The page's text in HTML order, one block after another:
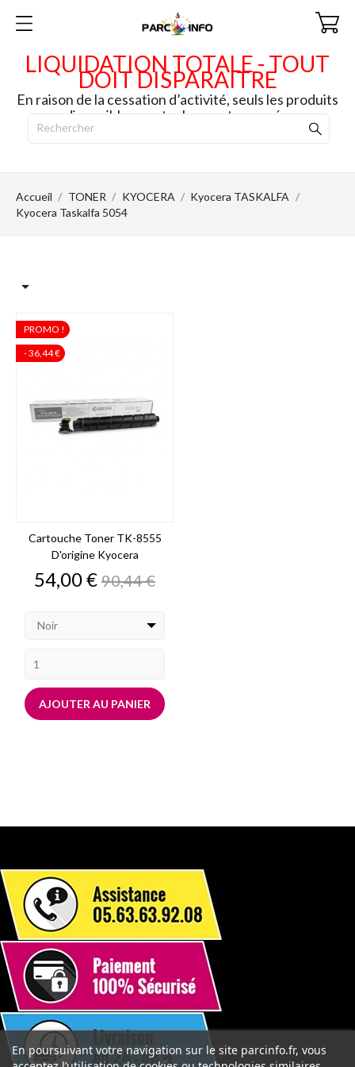
LIQUIDATION TOTALE - TOUT
DOIT DISPARAITRE
En raison de la cessation d’activité, seuls les produits
disponibles en stock seront envoyés.
Accueil TONER KYOCERA
Kyocera TASKALFA
Kyocera Taskalfa 5054

Cartouche Toner TK-8555
D'origine Kyocera
Prix
54,00 €Prix
de
90,44 €
Noir
AJOUTER AU PANIER
PROMO !
- 36,44 €
En poursuivant votre navigation sur le site parcinfo.fr, vous